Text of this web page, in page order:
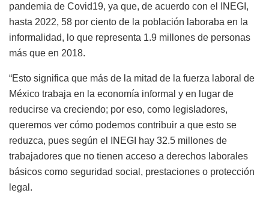
pandemia de Covid19, ya que, de acuerdo con el INEGI,
hasta 2022, 58 por ciento de la población laboraba en la
informalidad, lo que representa 1.9 millones de personas
más que en 2018.
“Esto significa que más de la mitad de la fuerza laboral de
México trabaja en la economía informal y en lugar de
reducirse va creciendo; por eso, como legisladores,
queremos ver cómo podemos contribuir a que esto se
reduzca, pues según el INEGI hay 32.5 millones de
trabajadores que no tienen acceso a derechos laborales
básicos como seguridad social, prestaciones o protección
legal.